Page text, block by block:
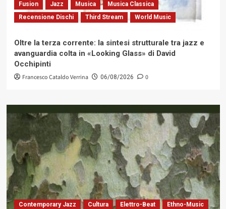
Fusion
Jazz Musica
Musica Classica
Recensione Dischi
Third Stream World Music
Oltre la terza corrente: la sintesi strutturale tra jazz e
avanguardia colta in «Looking Glass» di David
Occhipinti
Francesco Cataldo Verrina 06/08/2026 0
Contemporary Jazz Cultura Elettro-Beat
Ethno-Music